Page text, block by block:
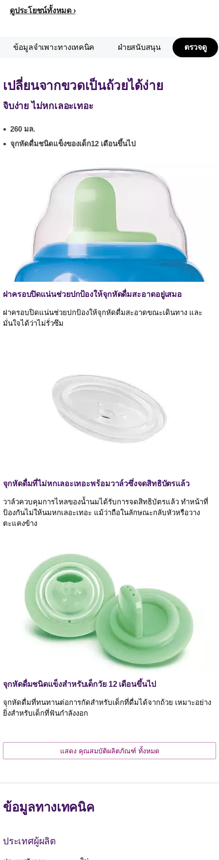
ดูประโยชน์ทั้งหมด
ข้อมูลจำเพาะทางเทคนิค ฝ่ายสนับสนุน ตรวจดู
เปลี่ยนจากขวดเป็นถ้วยได้ง่าย
จิบง่าย ไม่หกเลอะเทอะ
260 มล.
จุกหัดดื่มชนิดแข็งของเด็ก12 เดือนขึ้นไป
ฝาครอบปิดแน่นช่วยปกป้องให้จุกหัดดื่มสะอาดอยู่เสมอ
ฝาครอบปิดแน่นช่วยปกป้องให้จุกหัดดื่มสะอาดขณะเดินทาง และ
มั่นใจได้ว่าไม่รั่วซึม
จุกหัดดื่มที่ไม่หกเลอะเทอะพร้อมวาล์วซึ่งจดสิทธิบัตรแล้ว
วาล์วควบคุมการไหลของน้ำนมได้รับการจดสิทธิบัตรแล้ว ทำหน้าที่
ป้องกันไม่ให้นมหกเลอะเทอะ แม้ว่าถือในลักษณะกลับหัวหรือวาง
ตะแคงข้าง
จุกหัดดื่มชนิดแข็งสำหรับเด็กวัย 12 เดือนขึ้นไป
จุกหัดดื่มที่ทนทานต่อการกัดสำหรับเด็กที่ดื่มได้จากถ้วย เหมาะอย่าง
ยิ่งสำหรับเด็กที่ฟันกำลังงอก
แสดง คุณสมบัติผลิตภัณฑ์ ทั้งหมด
ข้อมูลทางเทคนิค
ประเทศผู้ผลิต